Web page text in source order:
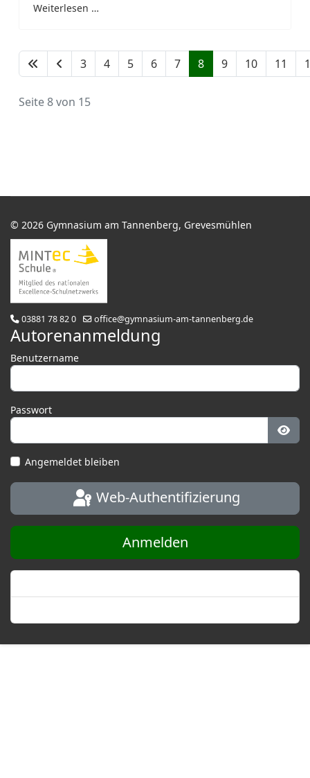
Weiterlesen …
3 4 5 6 7 8 9 10 11
Seite 8 von 15
© 2026 Gymnasium am Tannenberg, Grevesmühlen
03881 78 82 0 office@gymnasium-am-tannenberg.de
Autorenanmeldung
Benutzername
Passwort
Angemeldet bleiben
Web-Authentifizierung
Anmelden